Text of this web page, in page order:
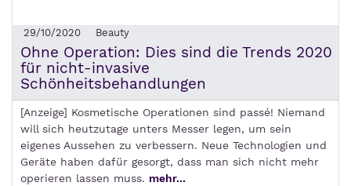
29/10/2020 Beauty
Ohne Operation: Dies sind die Trends 2020
für nicht-invasive
Schönheitsbehandlungen
[Anzeige] Kosmetische Operationen sind passé! Niemand
will sich heutzutage unters Messer legen, um sein
eigenes Aussehen zu verbessern. Neue Technologien und
Geräte haben dafür gesorgt, dass man sich nicht mehr
operieren lassen muss. mehr...